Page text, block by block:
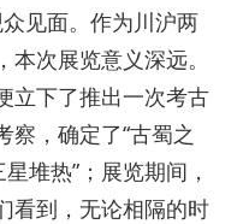
见面。作为川沪两
次展览意义深远。
立下了推出一次考古
察，确定了“古蜀之
堆热”；展览期间，
看到，无论相隔的时